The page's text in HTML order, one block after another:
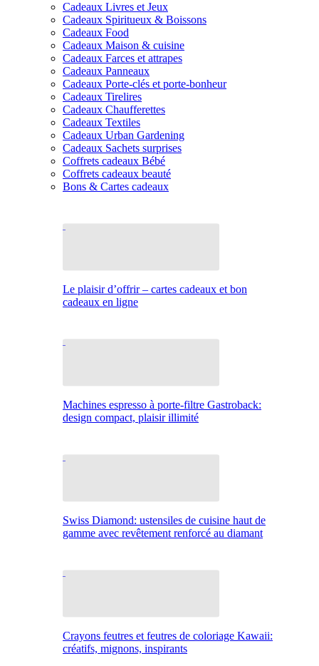
Cadeaux Livres et Jeux
Cadeaux Spiritueux & Boissons
Cadeaux Food
Cadeaux Maison & cuisine
Cadeaux Farces et attrapes
Cadeaux Panneaux
Cadeaux Porte-clés et porte-bonheur
Cadeaux Tirelires
Cadeaux Chaufferettes
Cadeaux Textiles
Cadeaux Urban Gardening
Cadeaux Sachets surprises
Coffrets cadeaux Bébé
Coffrets cadeaux beauté
Bons & Cartes cadeaux
Le plaisir d’offrir – cartes cadeaux et bon
cadeaux en ligne
Machines espresso à porte-filtre Gastroback:
design compact, plaisir illimité
Swiss Diamond: ustensiles de cuisine haut de
gamme avec revêtement renforcé au diamant
Crayons feutres et feutres de coloriage Kawaii:
créatifs, mignons, inspirants